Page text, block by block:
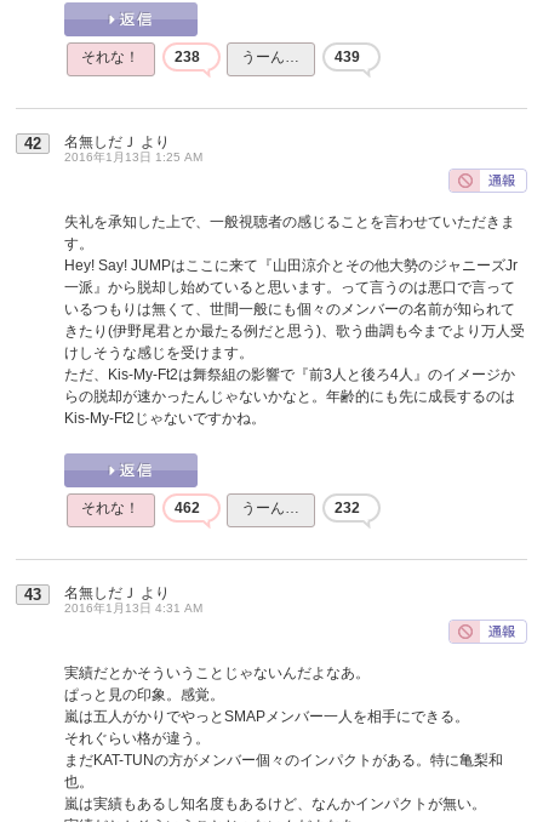
それな！ 238 うーん… 439
42 名無しだＪ より
2016年1月13日 1:25 AM
失礼を承知した上で、一般視聴者の感じることを言わせていただきま
す。
Hey! Say! JUMPはここに来て『山田涼介とその他大勢のジャニーズJr
一派』から脱却し始めていると思います。って言うのは悪口で言って
いるつもりは無くて、世間一般にも個々のメンバーの名前が知られて
きたり(伊野尾君とか最たる例だと思う)、歌う曲調も今までより万人受
けしそうな感じを受けます。
ただ、Kis-My-Ft2は舞祭組の影響で『前3人と後ろ4人』のイメージか
らの脱却が速かったんじゃないかなと。年齢的にも先に成長するのは
Kis-My-Ft2じゃないですかね。
それな！ 462 うーん… 232
43 名無しだＪ より
2016年1月13日 4:31 AM
実績だとかそういうことじゃないんだよなあ。
ぱっと見の印象。感覚。
嵐は五人がかりでやっとSMAPメンバー一人を相手にできる。
それぐらい格が違う。
まだKAT-TUNの方がメンバー個々のインパクトがある。特に亀梨和
也。
嵐は実績もあるし知名度もあるけど、なんかインパクトが無い。